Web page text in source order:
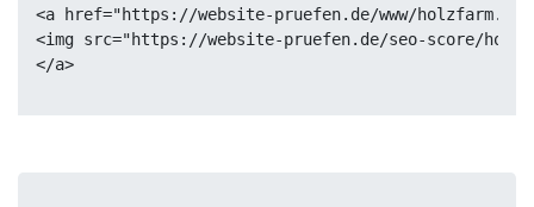
<a href="https://website-pruefen.de/www/
<img src="https://website-pruefen.de/seo-score/